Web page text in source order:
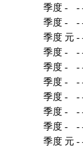
季度 - -
季度 - -
季度 元 -
季度 - -
季度 - -
季度 - -
季度 - -
季度 - -
季度 - -
季度 元 -